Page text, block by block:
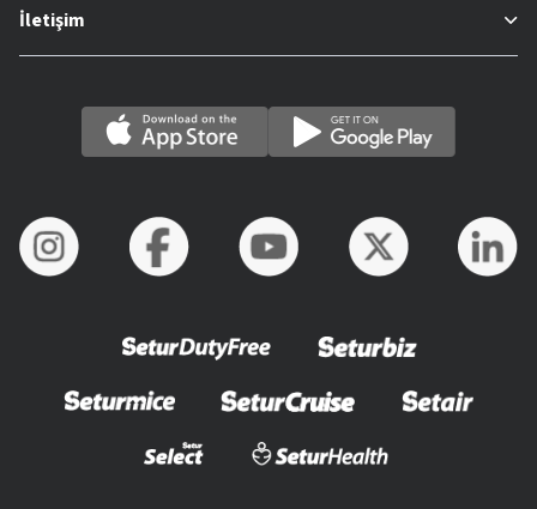
İletişim